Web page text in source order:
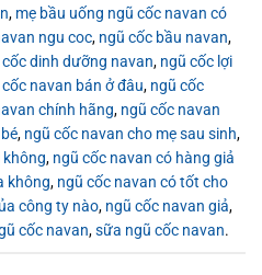
, mẹ bầu uống ngũ cốc navan có
ngu coc, ngũ cốc bầu navan,
cốc dinh dưỡng navan, ngũ cốc lợi
navan bán ở đâu, ngũ cốc
chính hãng, ngũ cốc navan
, ngũ cốc navan cho mẹ sau sinh,
không, ngũ cốc navan có hàng giả
không, ngũ cốc navan có tốt cho
công ty nào, ngũ cốc navan giả,
cốc navan,sữa ngũ cốc navan.